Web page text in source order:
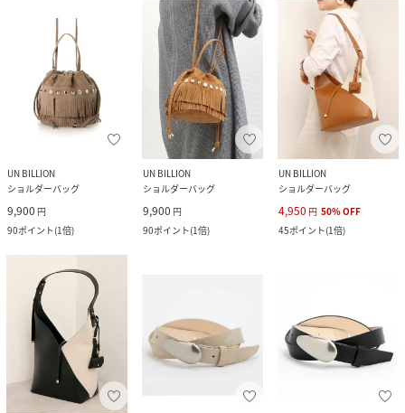
UN BILLION
ショルダーバッグ
9,900 円
90ポイント(1倍)
UN BILLION
ショルダーバッグ
9,900 円
90ポイント(1倍)
UN BILLION
ショルダーバッグ
4,950 円 50%OFF
45ポイント(1倍)